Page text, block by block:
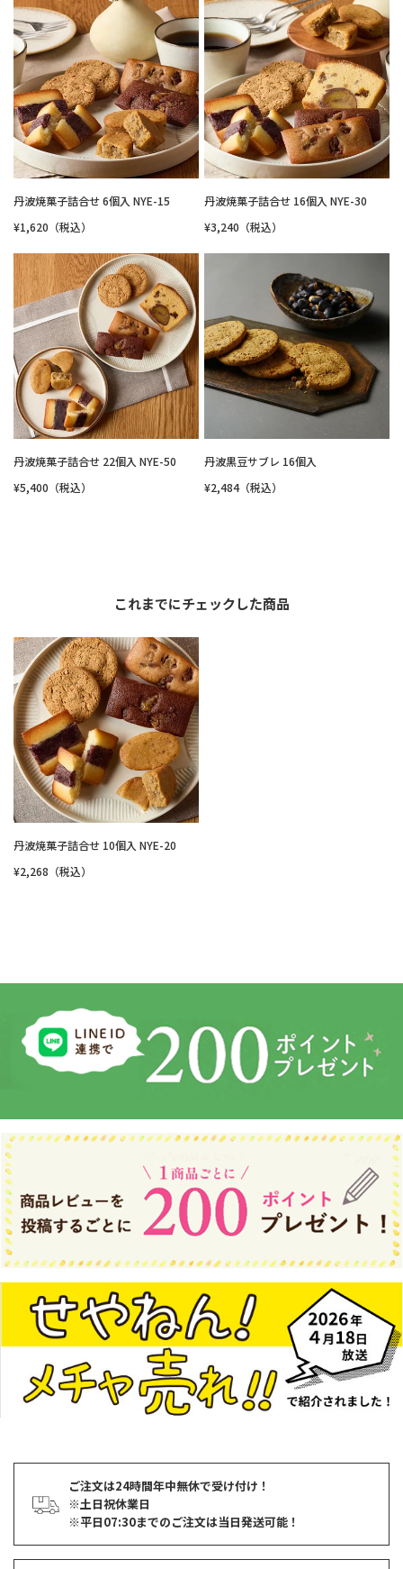
丹波焼菓子詰合せ 6個入 NYE-15
¥1,620（税込）
丹波焼菓子詰合せ 16個入 NYE-30
¥3,240（税込）
丹波焼菓子詰合せ 22個入 NYE-50
¥5,400（税込）
丹波黒豆サブレ 16個入
¥2,484（税込）
これまでにチェックした商品
丹波焼菓子詰合せ 10個入 NYE-20
¥2,268（税込）
ご注文は24時間年中無休で受け付け！
※土日祝休業日
※平日07:30までのご注文は当日発送可能！